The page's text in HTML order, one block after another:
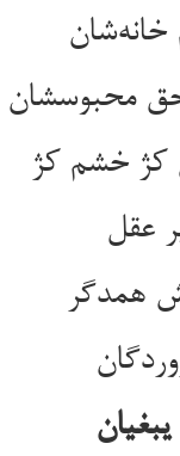
کژ خشم کژ
همدگر